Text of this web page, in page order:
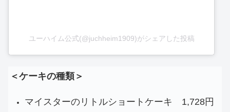
ユーハイム公式(@juchheim1909)がシェアした投稿
＜ケーキの種類＞
マイスターのリトルショートケーキ 1,728円